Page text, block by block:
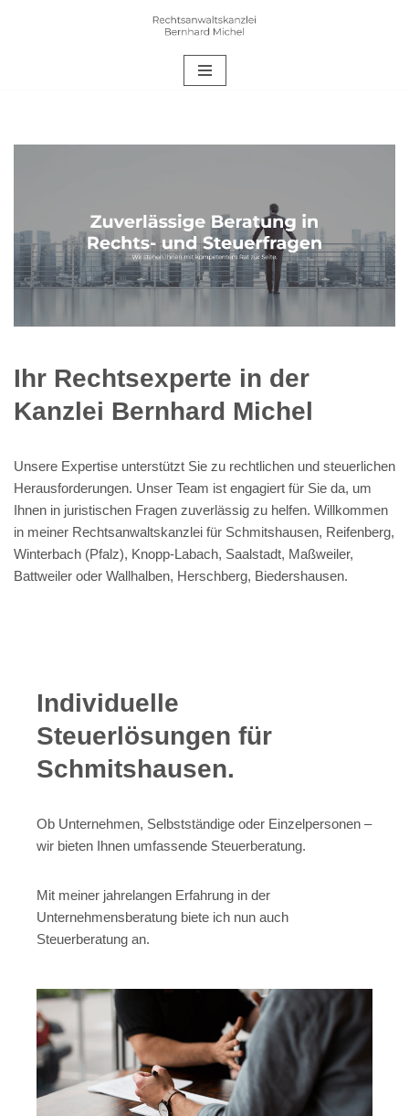
Ihr Rechtsexperte in der
Kanzlei Bernhard Michel
Unsere Expertise unterstützt Sie zu rechtlichen und steuerlichen
Herausforderungen. Unser Team ist engagiert für Sie da, um
Ihnen in juristischen Fragen zuverlässig zu helfen. Willkommen
in meiner Rechtsanwaltskanzlei für Schmitshausen, Reifenberg,
Winterbach (Pfalz), Knopp-Labach, Saalstadt, Maßweiler,
Battweiler oder Wallhalben, Herschberg, Biedershausen.
Individuelle
Steuerlösungen für
Schmitshausen.
Ob Unternehmen, Selbstständige oder Einzelpersonen –
wir bieten Ihnen umfassende Steuerberatung.
Mit meiner jahrelangen Erfahrung in der
Unternehmensberatung biete ich nun auch
Steuerberatung an.